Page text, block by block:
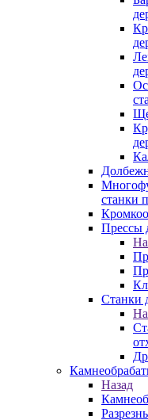
станки
Прессы
Станки
Назад